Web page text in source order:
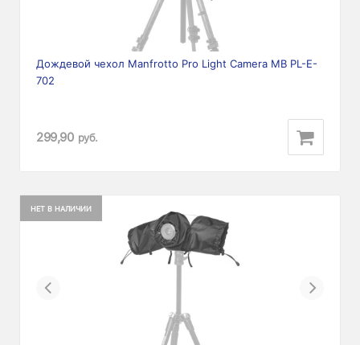
Дождевой чехол Manfrotto Pro Light Camera MB PL-E-
702
299,90 руб.
НЕТ В НАЛИЧИИ
Previous Next